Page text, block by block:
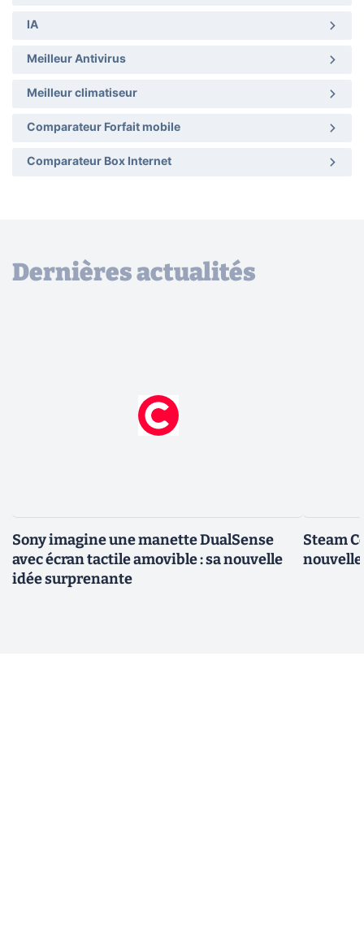
IA
Meilleur Antivirus
Meilleur climatiseur
Comparateur Forfait mobile
Comparateur Box Internet
Dernières actualités
Sony imagine une manette DualSense
avec écran tactile amovible : sa nouvelle
idée surprenante
Steam